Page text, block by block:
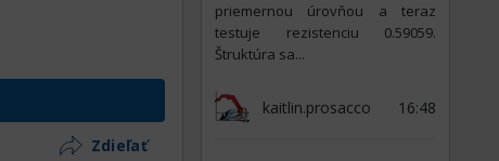
Zdieľať
priemernou úrovňou a teraz
testuje rezistenciu 0.59059.
Štruktúra sa...
kaitlin.prosacco 16:48